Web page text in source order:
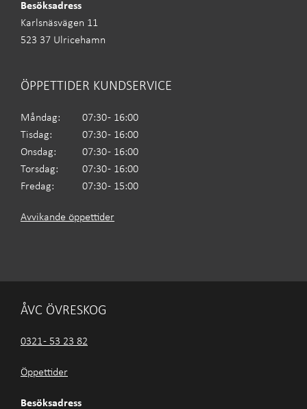
Besöksadress
Karlsnäsvägen 11
523 37 Ulricehamn
ÖPPETTIDER KUNDSERVICE
Måndag:
07:30 - 16:00
Tisdag:
07:30 - 16:00
Onsdag:
07:30 - 16:00
Torsdag:
07:30 - 16:00
Fredag:
07:30 - 15:00
Avvikande öppettider
ÅVC ÖVRESKOG
0321 - 53 23 82
Öppettider
Besöksadress